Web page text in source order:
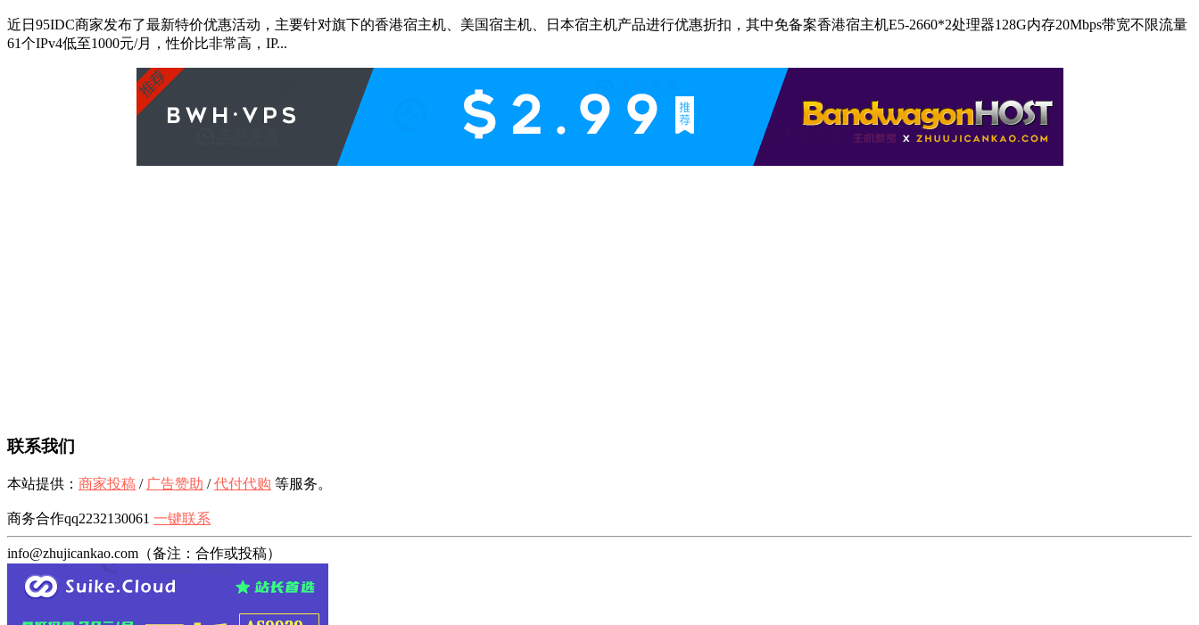
近日95IDC商家发布了最新特价优惠活动，主要针对旗下的香港宿主机、美国宿主机、日本宿主机产品进行优惠折扣，其中免备案香港宿主机E5-2660*2处理器128G内存20Mbps带宽不限流量
61个IPv4低至1000元/月，性价比非常高，IP...
联系我们
本站提供： 商家投稿 / 广告赞助 /代付代购 等服务。
商务合作qq2232130061 一键联系
info@zhujicankao.com（备注：合作或投稿）